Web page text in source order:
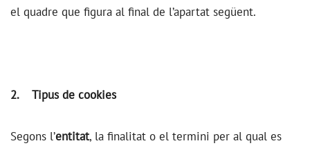
el quadre que figura al final de l’apartat següent.
2. Tipus de cookies
Segons l’entitat, la finalitat o el termini per al qual es